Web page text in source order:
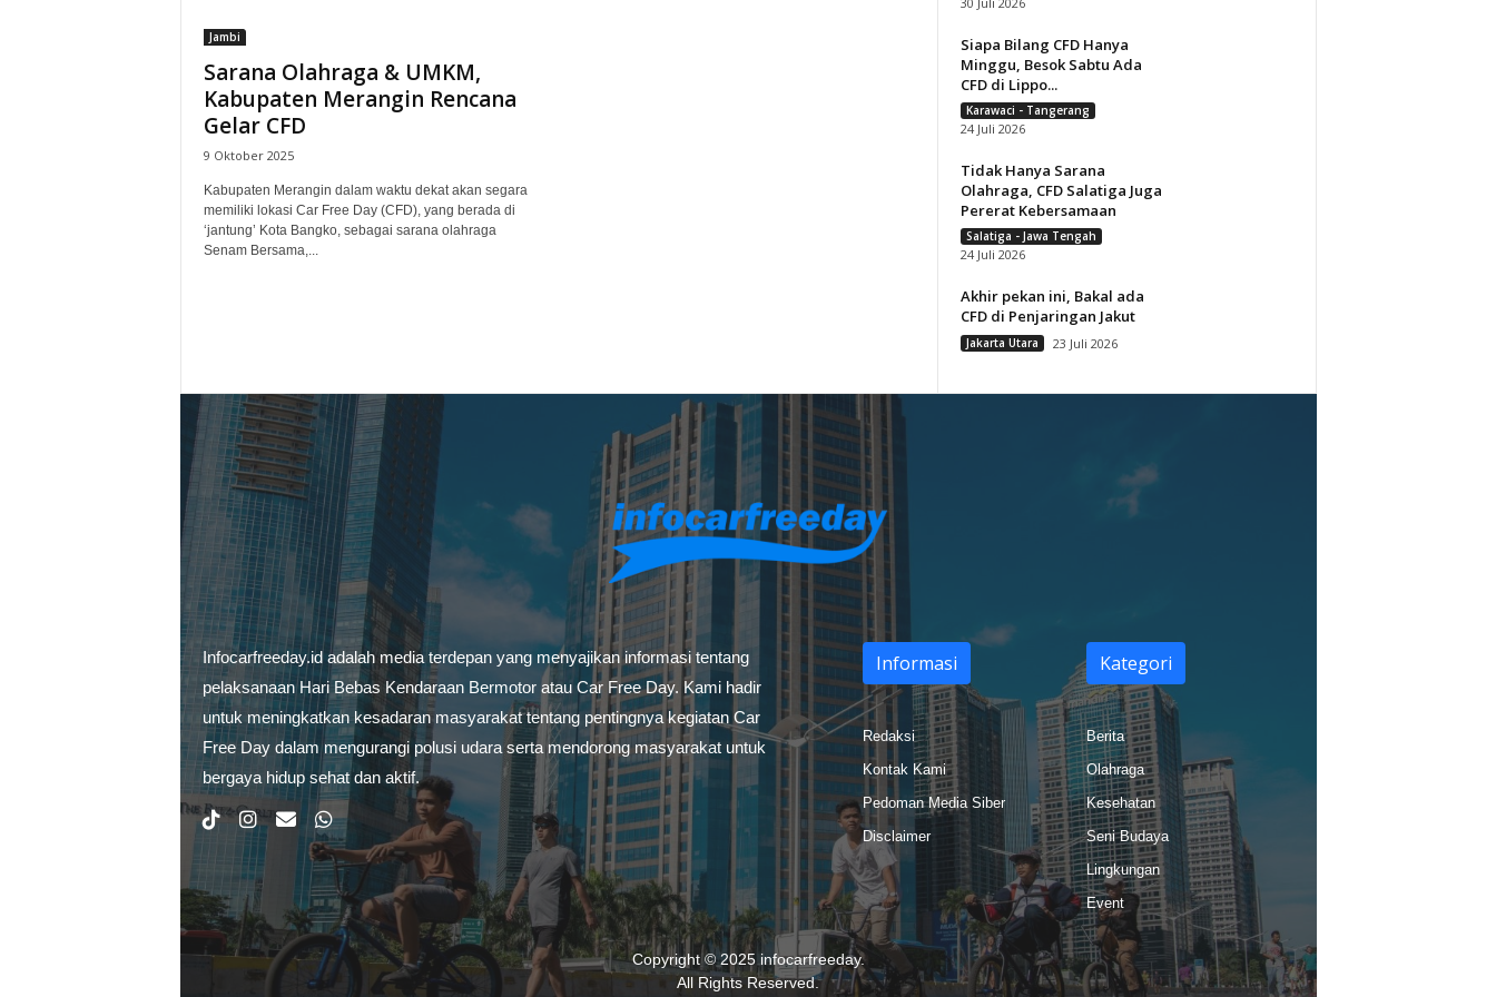
Jambi
Sarana Olahraga & UMKM,
Kabupaten Merangin Rencana
Gelar CFD
9 Oktober 2025
Kabupaten Merangin dalam waktu dekat akan segara
memiliki lokasi Car Free Day (CFD), yang berada di
‘jantung’ Kota Bangko, sebagai sarana olahraga
Senam Bersama,...
Siapa Bilang CFD Hanya
Minggu, Besok Sabtu Ada
CFD di Lippo...
Karawaci - Tangerang
24 Juli 2026
Tidak Hanya Sarana
Olahraga, CFD Salatiga Juga
Pererat Kebersamaan
Salatiga - Jawa Tengah
24 Juli 2026
Akhir pekan ini, Bakal ada
CFD di Penjaringan Jakut
Jakarta Utara 23 Juli 2026
Infocarfreeday.id adalah media terdepan yang menyajikan informasi tentang
pelaksanaan Hari Bebas Kendaraan Bermotor atau Car Free Day. Kami hadir
untuk meningkatkan kesadaran masyarakat tentang pentingnya kegiatan Car
Free Day dalam mengurangi polusi udara serta mendorong masyarakat untuk
bergaya hidup sehat dan aktif.
Informasi
Redaksi
Kontak Kami
Pedoman Media Siber
Disclaimer
Kategori
Berita
Olahraga
Kesehatan
Seni Budaya
Lingkungan
Event
Copyright © 2025infocarfreeday.
All Rights Reserved.